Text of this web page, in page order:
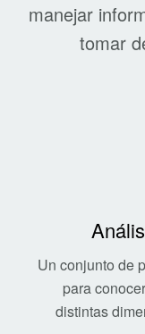
manejar
tomar
Un conjunto de
para
distintas